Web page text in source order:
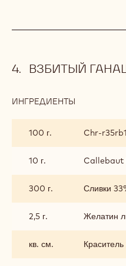
ВЗБИТЫЙ
ИНГРЕДИЕНТЫ
RUBY
100 г. Chr-r35rb1
10 г. Callebaut
300 г. Сливки
2,5 г. Желатин
кв. см.